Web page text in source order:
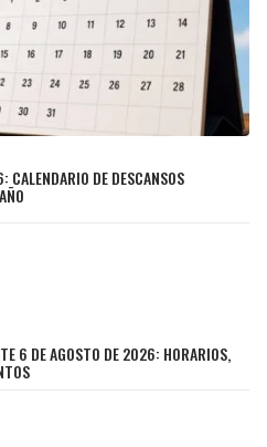
DE DESCANSOS
6 DE AGOSTO DE 2026: HORARIOS,